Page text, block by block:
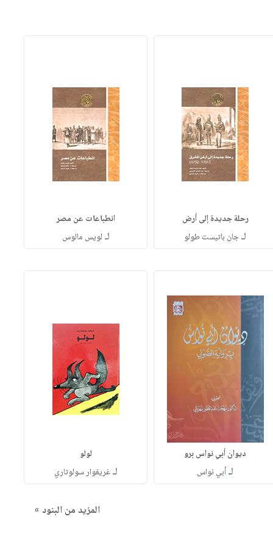
رحلة جديدة إلى أرض
لـجان باتيست طولو
انطباعات عن مصر
لـ لويس مالوس
ديوان أبي نواس برو
لـأبي نواس
لولو
لـغريغوار سولوتاري
المزيد من البنود »